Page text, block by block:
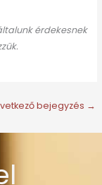
érdekesnek
bejegyzés →